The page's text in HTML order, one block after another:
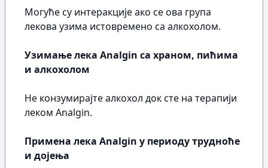
Могуће су интеракције ако се ова група
лекова узима истовремено са алкохолом.
Узимање лека Analgin са храном, пићима
и алкохолом
Не конзумирајте алкохол док сте на терапији
леком Analgin.
Примена лека Analgin у периоду трудноће
и дојења